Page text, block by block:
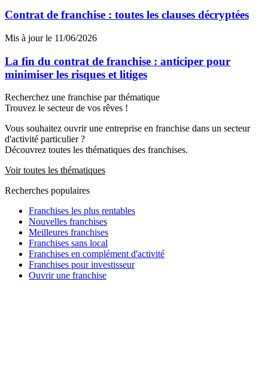
Contrat de franchise : toutes les clauses décryptées
Mis à jour le 11/06/2026
La fin du contrat de franchise : anticiper pour
minimiser les risques et litiges
Recherchez une franchise par thématique
Trouvez le secteur de vos rêves !
Vous souhaitez ouvrir une entreprise en franchise dans un secteur
d'activité particulier ?
Découvrez toutes les thématiques des franchises.
Voir toutes les thématiques
Recherches populaires
Franchises les plus rentables
Nouvelles franchises
Meilleures franchises
Franchises sans local
Franchises en complément d'activité
Franchises pour investisseur
Ouvrir une franchise